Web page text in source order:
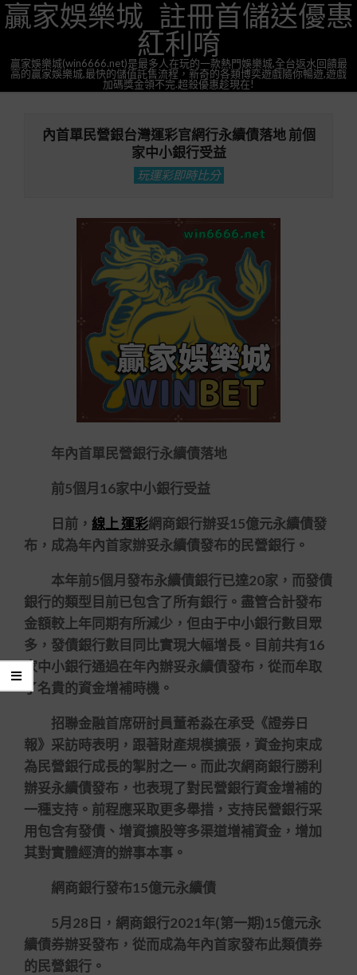
Skip
to贏家娛樂城_註冊首儲送優惠
紅利唷
贏家娛樂城(win6666.net)是最多人在玩的一款熱門娛樂城,全台返水回饋最
高的贏家娛樂城,最快的儲值託售流程，新奇的各類博奕遊戲隨你暢遊,遊戲
加碼獎金領不完.超殺優惠趁現在!
內首單民營銀台灣運彩官網行永續債落地 前個
家中小銀行受益
玩運彩即時比分
年內首單民營銀行永續債落地
前5個月16家中小銀行受益
日前， 線上 運彩網商銀行辦妥15億元永續債發
布，成為年內首家辦妥永續債發布的民營銀行。
本年前5個月發布永續債銀行已達20家，而發債
銀行的類型目前已包含了所有銀行。盡管合計發布
金額較上年同期有所減少，但由于中小銀行數目眾
多，發債銀行數目同比實現大幅增長。目前共有16
家中小銀行通過在年內辦妥永續債發布，從而牟取
了名貴的資金增補時機。
招聯金融首席研討員董希淼在承受《證券日
報》采訪時表明，跟著財產規模擴張，資金拘束成
為民營銀行成長的掣肘之一。而此次網商銀行勝利
辦妥永續債發布，也表現了對民營銀行資金增補的
一種支持。前程應采取更多舉措，支持民營銀行采
用包含有發債、增資擴股等多渠道增補資金，增加
其對實體經濟的辦事本事。
網商銀行發布15億元永續債
5月28日，網商銀行2021年(第一期)15億元永
續債券辦妥發布，從而成為年內首家發布此類債券
的民營銀行。